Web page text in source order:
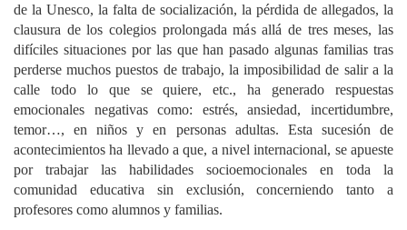
de la Unesco, la falta de socialización, la pérdida de allegados, la
clausura de los colegios prolongada más allá de tres meses, las
difíciles situaciones por las que han pasado algunas familias tras
perderse muchos puestos de trabajo, la imposibilidad de salir a la
calle todo lo que se quiere, etc., ha generado respuestas
emocionales negativas como: estrés, ansiedad, incertidumbre,
temor…, en niños y en personas adultas. Esta sucesión de
acontecimientos ha llevado a que, a nivel internacional, se apueste
por trabajar las habilidades socioemocionales en toda la
comunidad educativa sin exclusión, concerniendo tanto a
profesores como alumnos y familias.